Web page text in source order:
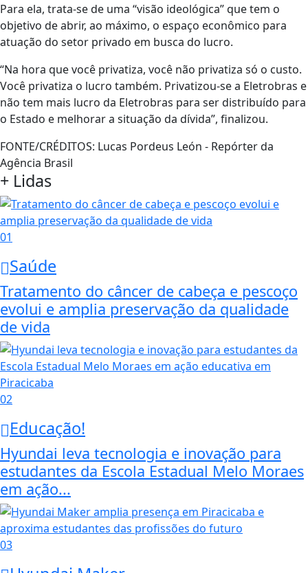
Para ela, trata-se de uma “visão ideológica” que tem o
objetivo de abrir, ao máximo, o espaço econômico para
atuação do setor privado em busca do lucro.
“Na hora que você privatiza, você não privatiza só o custo.
Você privatiza o lucro também. Privatizou-se a Eletrobras e
não tem mais lucro da Eletrobras para ser distribuído para
o Estado e melhorar a situação da dívida”, finalizou.
FONTE/CRÉDITOS: Lucas Pordeus León - Repórter da
Agência Brasil
+ Lidas
01
Saúde
Tratamento do câncer de cabeça e pescoço
evolui e amplia preservação da qualidade
de vida
02
Educação!
Hyundai leva tecnologia e inovação para
estudantes da Escola Estadual Melo Moraes
em ação...
03